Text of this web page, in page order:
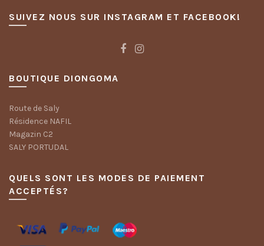
SUIVEZ NOUS SUR INSTAGRAM ET FACEBOOK!
BOUTIQUE DIONGOMA
Route de Saly
Résidence NAFIL
Magazin C2
SALY PORTUDAL
QUELS SONT LES MODES DE PAIEMENT
ACCEPTÉS?